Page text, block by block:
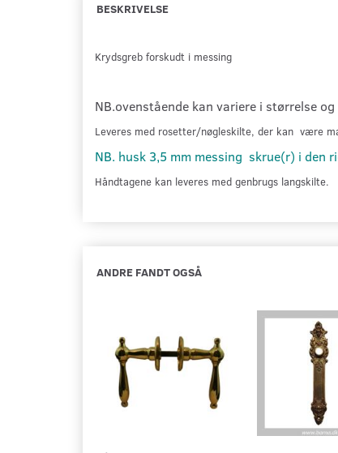
BESKRIVELSE
Krydsgreb forskudt i messing
NB.ovenstående kan variere i størrelse og
Leveres med rosetter/nøgleskilte, der kan være
NB. husk 3,5 mm messing skrue(r) i den
Håndtagene kan leveres med genbrugs langskilte.
ANDRE FANDT OGSÅ